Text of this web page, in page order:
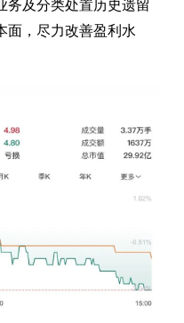
务及分类处置历史遗留
面，尽力改善盈利水